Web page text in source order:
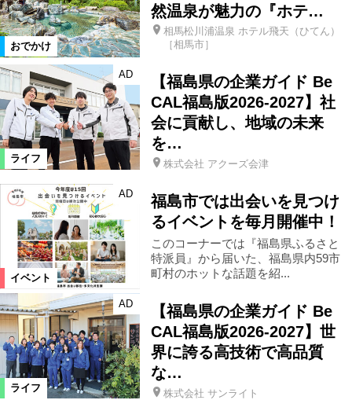
おでかけ
然温泉が魅力の『ホテ…
相馬松川浦温泉 ホテル飛天（ひてん）
［相馬市］
ライフ
AD
【福島県の企業ガイド Be
CAL福島版2026-2027】社
会に貢献し、地域の未来
を…
株式会社 アクーズ会津
イベント
AD
福島市では出会いを見つけ
るイベントを毎月開催中！
このコーナーでは『福島県ふるさと
特派員』から届いた、福島県内59市
町村のホットな話題を紹...
ライフ
AD
【福島県の企業ガイド Be
CAL福島版2026-2027】世
界に誇る高技術で高品質
な…
株式会社 サンライト